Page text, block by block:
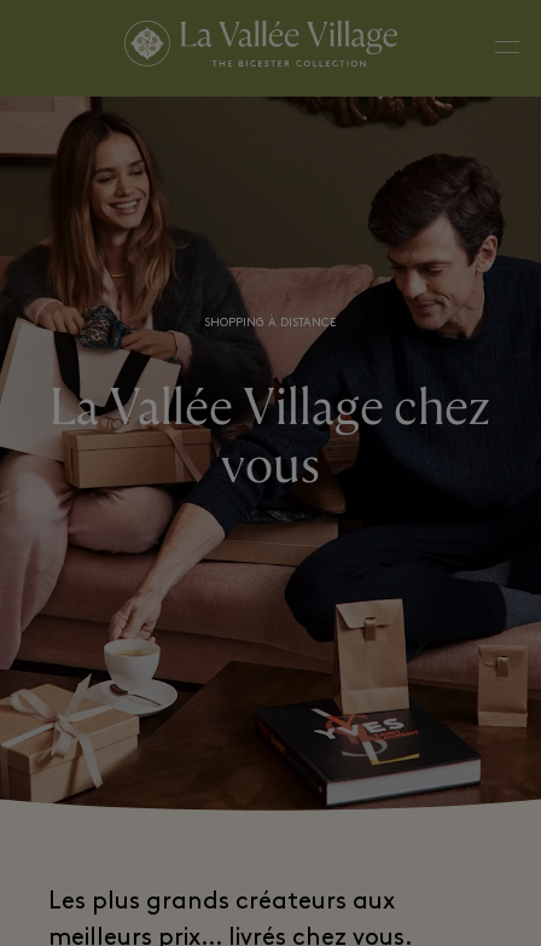
SHOPPING À DISTANCE
La Vallée Village chez
vous
Les plus grands créateurs aux
meilleurs prix… livrés chez vous.